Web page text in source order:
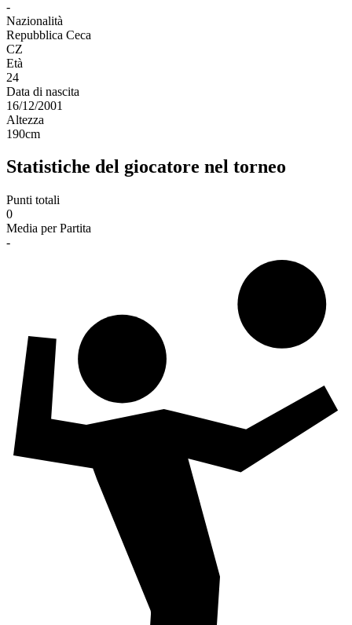
-
Nazionalità
Repubblica Ceca
CZ
Età
24
Data di nascita
16/12/2001
Altezza
190cm
Statistiche del giocatore nel torneo
Punti totali
0
Media per Partita
-